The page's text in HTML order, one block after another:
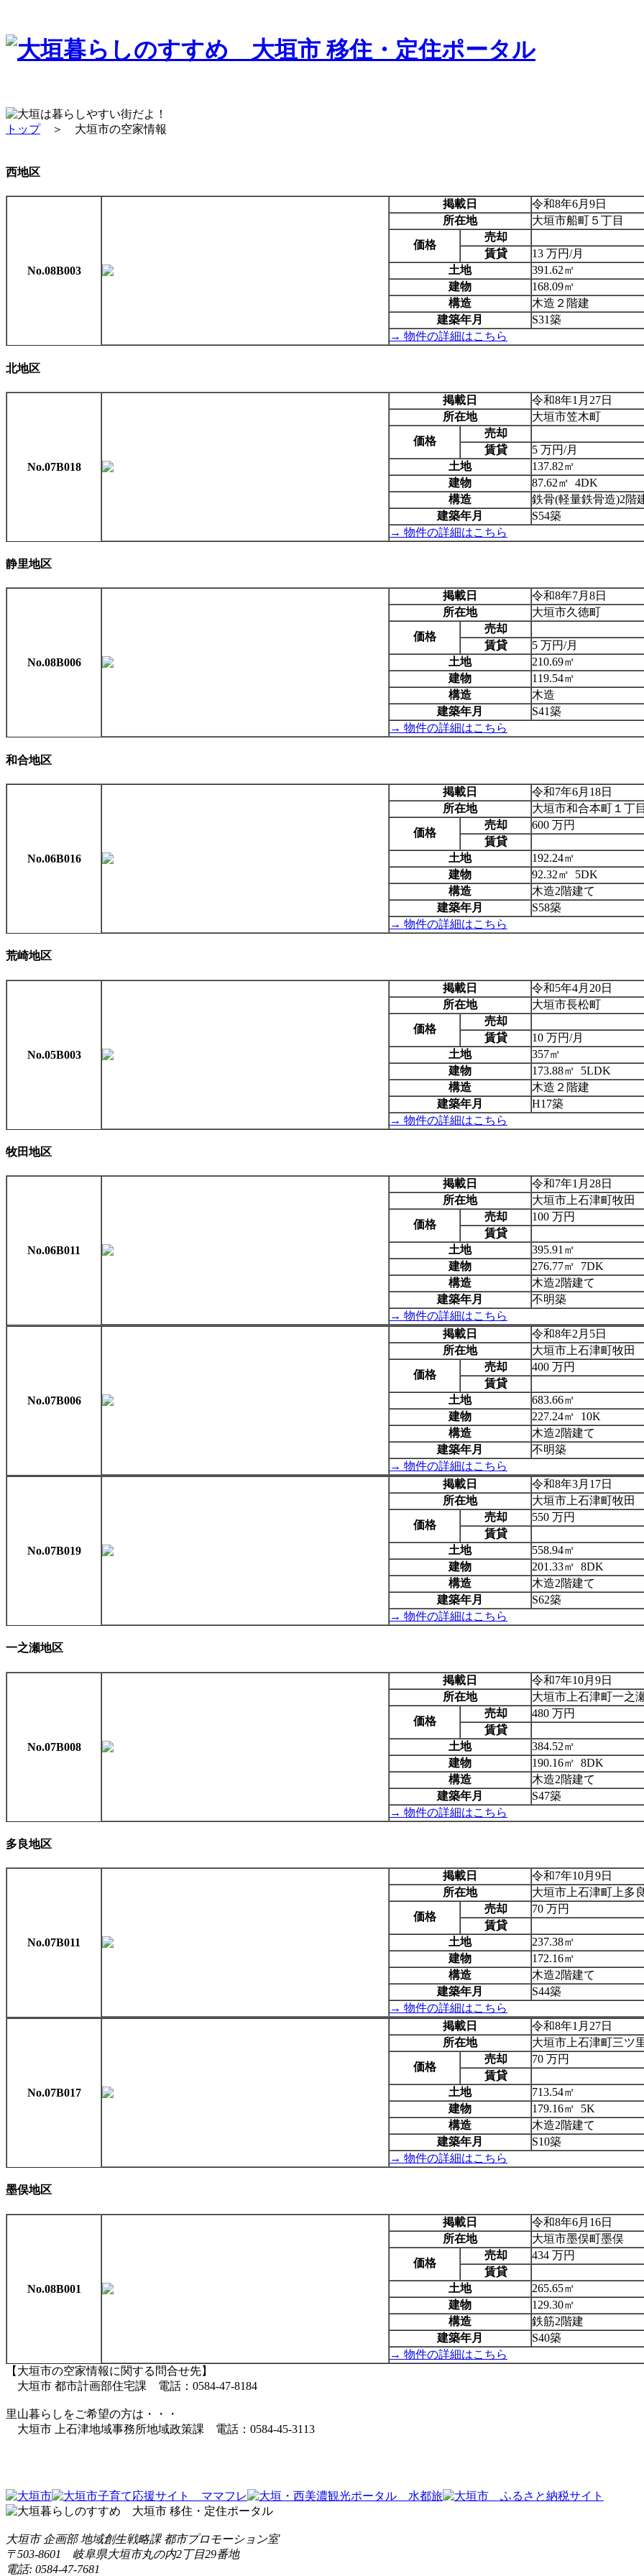
トップ＞ 大垣市の空家情報
西地区
No.08B003
掲載日
令和8年6月9日
所在地
大垣市船町５丁目
価格
売却
賃貸
13 万円/月
土地
391.62㎡
建物
168.09㎡
構造
木造２階建
建築年月
S31築
→ 物件の詳細はこちら
北地区
No.07B018
掲載日
令和8年1月27日
所在地
大垣市笠木町
価格
売却
賃貸
5 万円/月
土地
137.82㎡
建物
87.62㎡ 4DK
構造
鉄骨(軽量鉄骨造)2階
建築年月
S54築
→ 物件の詳細はこちら
静里地区
No.08B006
掲載日
令和8年7月8日
所在地
大垣市久徳町
価格
売却
賃貸
5 万円/月
土地
210.69㎡
建物
119.54㎡
構造
木造
建築年月
S41築
→ 物件の詳細はこちら
和合地区
No.06B016
掲載日
令和7年6月18日
所在地
大垣市和合本町１丁
価格
売却
600 万円
賃貸
土地
192.24㎡
建物
92.32㎡ 5DK
構造
木造2階建て
建築年月
S58築
→ 物件の詳細はこちら
荒崎地区
No.05B003
掲載日
令和5年4月20日
所在地
大垣市長松町
価格
売却
賃貸
10 万円/月
土地
357㎡
建物
173.88㎡ 5LDK
構造
木造２階建
建築年月
H17築
→ 物件の詳細はこちら
牧田地区
No.06B011
掲載日
令和7年1月28日
所在地
大垣市上石津町牧田
価格
売却
100 万円
賃貸
土地
395.91㎡
建物
276.77㎡ 7DK
構造
木造2階建て
建築年月
不明築
→ 物件の詳細はこちら
No.07B006
掲載日
令和8年2月5日
所在地
大垣市上石津町牧田
価格
売却
400 万円
賃貸
土地
683.66㎡
建物
227.24㎡ 10K
構造
木造2階建て
建築年月
不明築
→ 物件の詳細はこちら
No.07B019
掲載日
令和8年3月17日
所在地
大垣市上石津町牧田
価格
売却
550 万円
賃貸
土地
558.94㎡
建物
201.33㎡ 8DK
構造
木造2階建て
建築年月
S62築
→ 物件の詳細はこちら
一之瀬地区
No.07B008
掲載日
令和7年10月9日
所在地
大垣市上石津町一之
価格
売却
480 万円
賃貸
土地
384.52㎡
建物
190.16㎡ 8DK
構造
木造2階建て
建築年月
S47築
→ 物件の詳細はこちら
多良地区
No.07B011
掲載日
令和7年10月9日
所在地
大垣市上石津町上多
価格
売却
70 万円
賃貸
土地
237.38㎡
建物
172.16㎡
構造
木造2階建て
建築年月
S44築
→ 物件の詳細はこちら
No.07B017
掲載日
令和8年1月27日
所在地
大垣市上石津町三ツ
価格
売却
70 万円
賃貸
土地
713.54㎡
建物
179.16㎡ 5K
構造
木造2階建て
建築年月
S10築
→ 物件の詳細はこちら
墨俣地区
No.08B001
掲載日
令和8年6月16日
所在地
大垣市墨俣町墨俣
価格
売却
434 万円
賃貸
土地
265.65㎡
建物
129.30㎡
構造
鉄筋2階建
建築年月
S40築
→ 物件の詳細はこちら
【大垣市の空家情報に関する問合せ先】
大垣市 都市計画部住宅課 電話：0584-47-8184
里山暮らしをご希望の方は・・・
大垣市 上石津地域事務所地域政策課 電話：0584-45-3113
大垣市 企画部 地域創生戦略課 都市プロモーション室
〒503-8601 岐阜県大垣市丸の内2丁目29番地
電話: 0584-47-7681